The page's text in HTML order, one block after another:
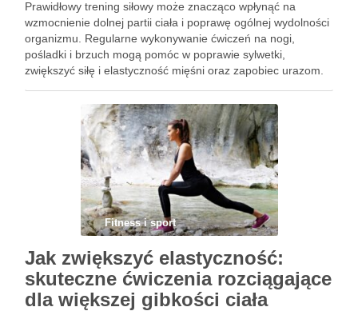
Prawidłowy trening siłowy może znacząco wpłynąć na
wzmocnienie dolnej partii ciała i poprawę ogólnej wydolności
organizmu. Regularne wykonywanie ćwiczeń na nogi,
pośladki i brzuch mogą pomóc w poprawie sylwetki,
zwiększyć siłę i elastyczność mięśni oraz zapobiec urazom.
to nie tylko forma …
Fitness i sport
Jak zwiększyć elastyczność:
skuteczne ćwiczenia rozciągające
dla większej gibkości ciała